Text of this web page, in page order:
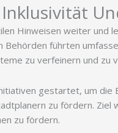
Hinweisen weiter und
Behörden führten
zu verfeinern und zu
gestartet, um
zu fördern.
zu fördern.